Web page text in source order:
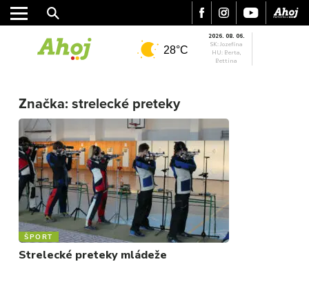
REGIÓN
KULTÚRA
FOTKY
VIDEO
MIX
28°C
2026. 08. 06.
SK: Jozefína
HU: Berta,
Bettina
Značka: strelecké preteky
ŠPORT
Strelecké preteky mládeže